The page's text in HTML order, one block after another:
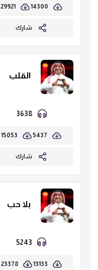
14300
29921
شارك
القلب
5437
15053
شارك
بلا حب
13133
23378